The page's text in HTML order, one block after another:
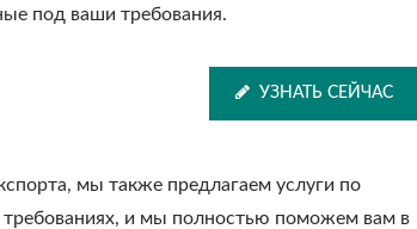
под ваши требования.
УЗНАТЬ СЕЙЧАС
мы также предлагаем услуги по
и мы полностью поможем вам в
Металлическая